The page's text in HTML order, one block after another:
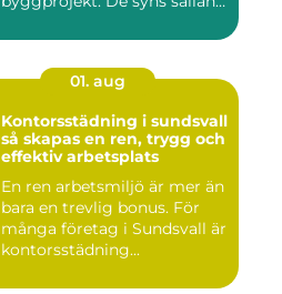
01. aug
Kontorsstädning i sundsvall
så skapas en ren, trygg och
effektiv arbetsplats
En ren arbetsmiljö är mer än
bara en trevlig bonus. För
många företag i Sundsvall är
kontorsstädning...